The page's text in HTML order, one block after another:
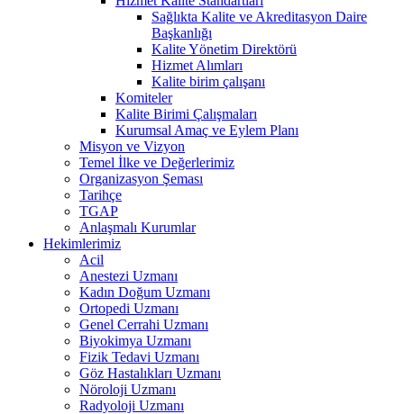
Sağlıkta Kalite ve Akreditasyon Daire
Başkanlığı
Kalite Yönetim Direktörü
Hizmet Alımları
Kalite birim çalışanı
Komiteler
Kalite Birimi Çalışmaları
Kurumsal Amaç ve Eylem Planı
Misyon ve Vizyon
Temel İlke ve Değerlerimiz
Organizasyon Şeması
Tarihçe
TGAP
Anlaşmalı Kurumlar
Hekimlerimiz
Acil
Anestezi Uzmanı
Kadın Doğum Uzmanı
Ortopedi Uzmanı
Genel Cerrahi Uzmanı
Biyokimya Uzmanı
Fizik Tedavi Uzmanı
Göz Hastalıkları Uzmanı
Nöroloji Uzmanı
Radyoloji Uzmanı